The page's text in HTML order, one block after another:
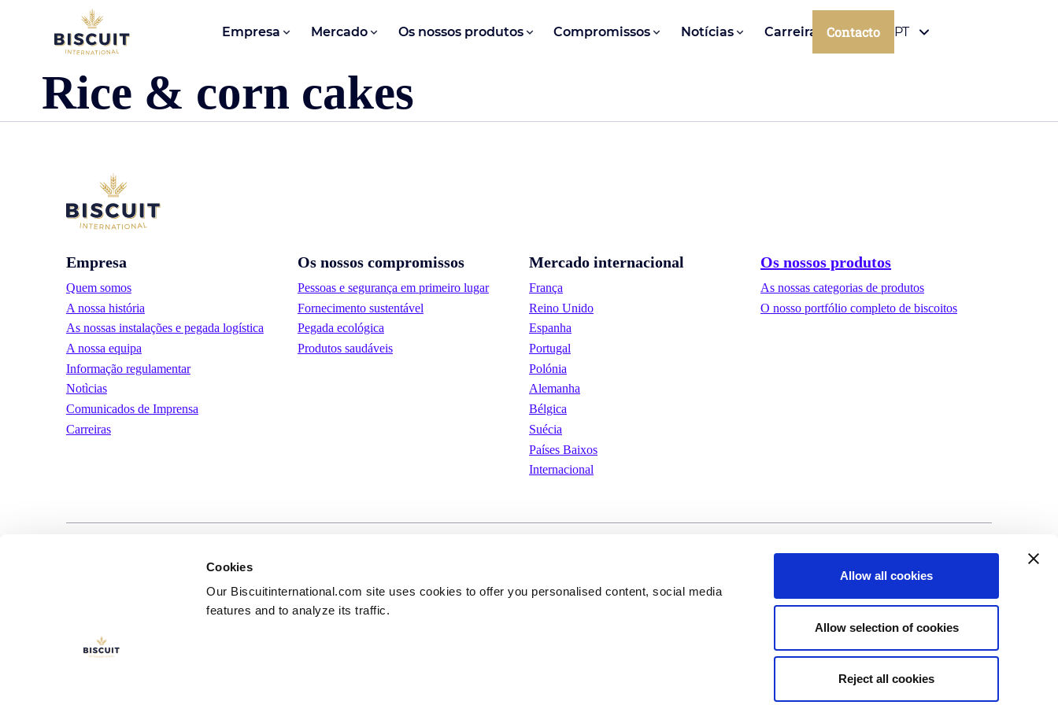
Cookies
Our Biscuitinternational.com site uses cookies to offer you personalised content, social media
features and to analyze its traffic.
Allow all cookies
Allow selection of cookies
Reject all cookies
Aller au contenu Empresa Mercado Os nossos produtos Compromissos Notícias Carreiras Contacto PT
Rice & corn cakes
Empresa
Quem somos
A nossa história
As nossas instalações e pegada logística
A nossa equipa
Informação regulamentar
Notìcias
Comunicados de Imprensa
Carreiras
Os nossos compromissos
Pessoas e segurança em primeiro lugar
Fornecimento sustentável
Pegada ecológica
Produtos saudáveis
Mercado internacional
França
Reino Unido
Espanha
Portugal
Polónia
Alemanha
Bélgica
Suécia
Países Baixos
Internacional
Os nossos produtos
As nossas categorias de produtos
O nosso portfólio completo de biscoitos
©Biscuit International 2023